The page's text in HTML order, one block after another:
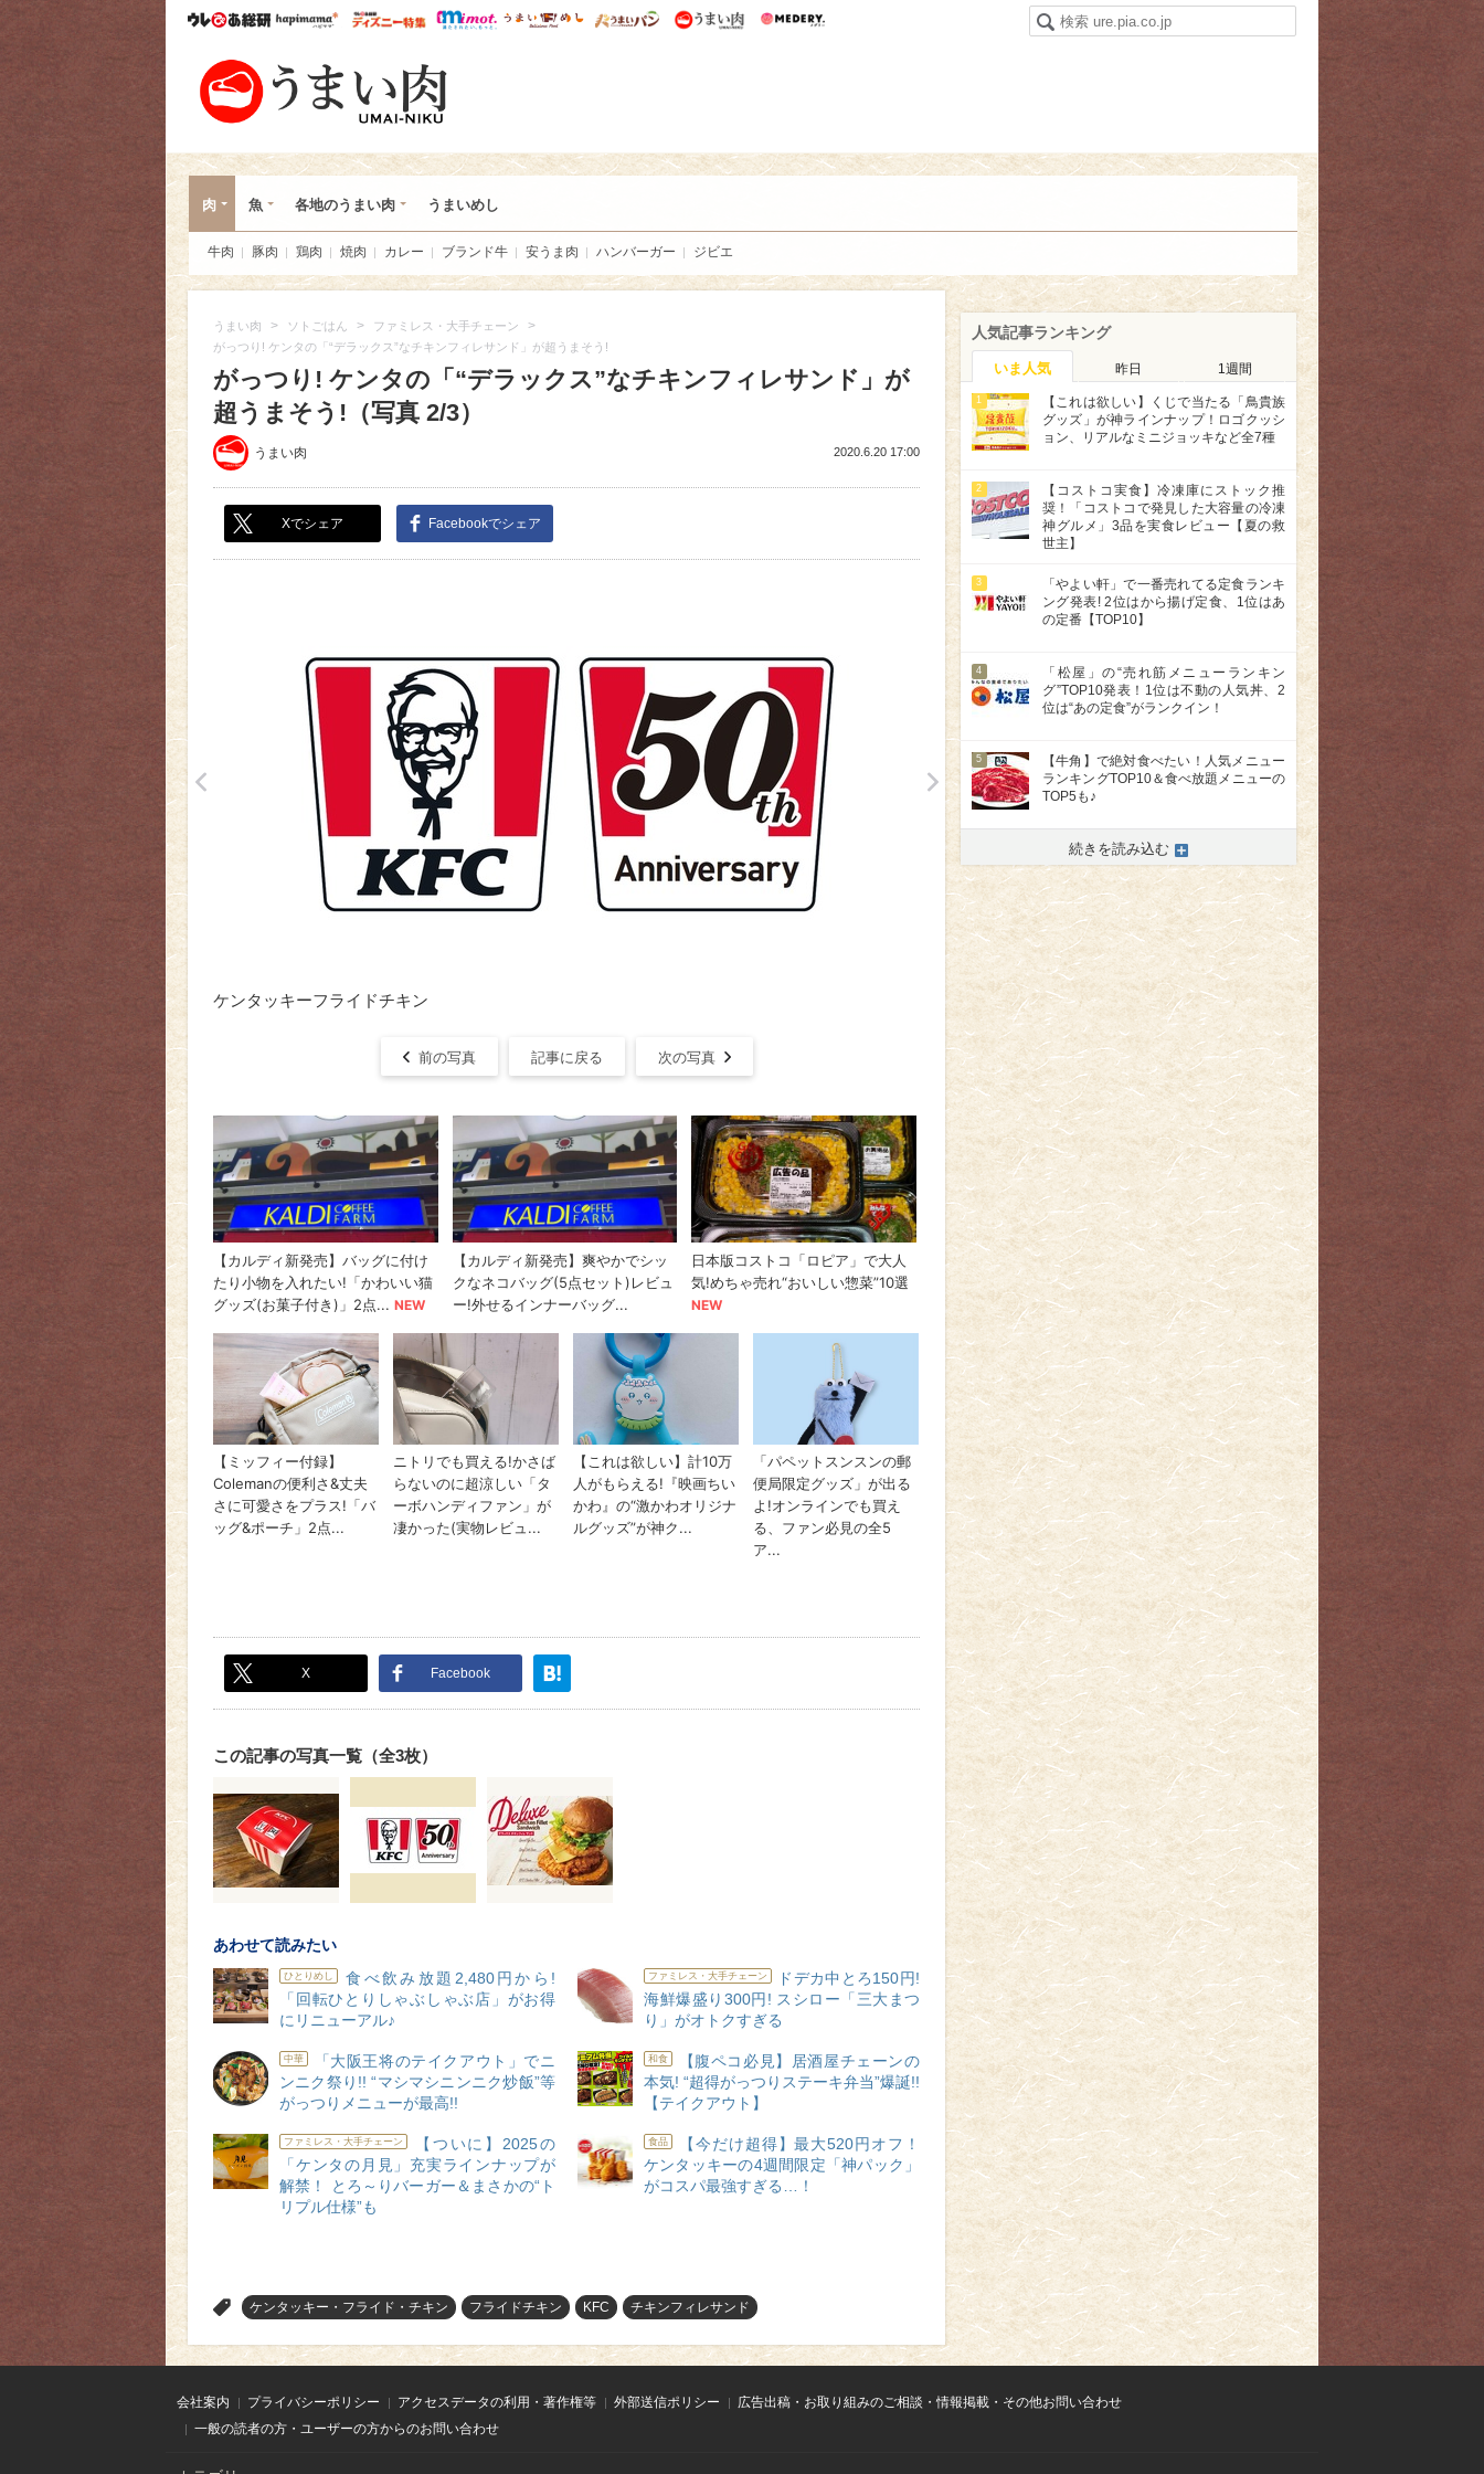
ウレぴあ総研ハピママ* ウレぴあ総研 ディズニー特集
mimot. うまいめし うまいパン うまい肉
肉 魚 各地のうまい肉 うまいめし
牛肉 豚肉 鶏肉 焼肉 カレー ブランド牛 安うま肉 ハンバーガー ジビエ
うまい肉 > ソトごはん > ファミレス・大手チェーン >
がっつり! ケンタの「“デラックス”なチキンフィレサンド」が超うまそう!
がっつり! ケンタの「“デラックス”なチキンフィレサンド」が
超うまそう!（写真 2/3）
うまい肉 2020.6.20 17:00
Xでシェア Facebookでシェア
>
ケンタッキーフライドチキン
前の写真 記事に戻る 次の写真
X Facebook
この記事の写真一覧（全3枚）
あわせて読みたい
ひとりめし
食べ飲み放題2,480円から!
「回転ひとりしゃぶしゃぶ店」がお得
にリニューアル♪
ファミレス・大手チェーン
ドデカ中とろ150円!
海鮮爆盛り300円! スシロー「三大まつ
り」がオトクすぎる
中華
「大阪王将のテイクアウト」でニ
ンニク祭り!! “マシマシニンニク炒飯”等
がっつりメニューが最高!!
和食
【腹ペコ必見】居酒屋チェーンの
本気! “超得がっつりステーキ弁当”爆誕!!
【テイクアウト】
ファミレス・大手チェーン
【ついに】2025の
「ケンタの月見」充実ラインナップが
解禁！ とろ～りバーガー＆まさかの“ト
リプル仕様”も
食品
【今だけ超得】最大520円オフ！
ケンタッキーの4週間限定「神パック」
がコスパ最強すぎる…！
ケンタッキー・フライド・チキン フライドチキン KFC チキンフィレサンド
人気記事ランキング
いま人気 昨日 1週間
1
【これは欲しい】くじで当たる「鳥貴族
グッズ」が神ラインナップ！ロゴクッシ
ョン、リアルなミニジョッキなど全7種
2
【コストコ実食】冷凍庫にストック推
奨！「コストコで発見した大容量の冷凍
神グルメ」3品を実食レビュー【夏の救
世主】
3
「やよい軒」で一番売れてる定食ランキ
ング発表! 2位はから揚げ定食、1位はあ
の定番【TOP10】
4
「松屋」の“売れ筋メニューランキン
グ”TOP10発表！1位は不動の人気丼、2
位は“あの定食”がランクイン！
5
【牛角】で絶対食べたい！人気メニュー
ランキングTOP10＆食べ放題メニューの
TOP5も♪
続きを読み込む
会社案内 プライバシーポリシー アクセスデータの利用・著作権等 外部送信ポリシー
広告出稿・お取り組みのご相談・情報掲載・その他お問い合わせ
一般の読者の方・ユーザーの方からのお問い合わせ